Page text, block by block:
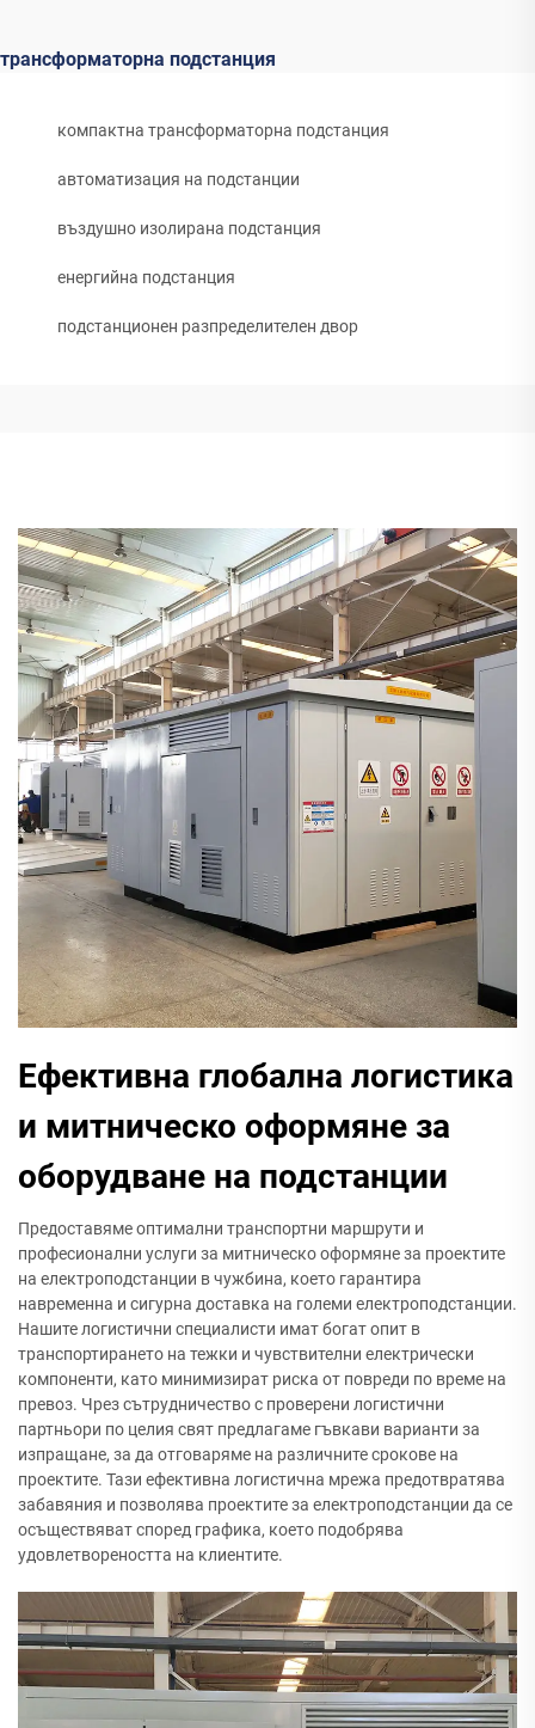
трансформаторна подстанция
компактна трансформаторна подстанция
автоматизация на подстанции
въздушно изолирана подстанция
енергийна подстанция
подстанционен разпределителен двор
Ефективна глобална логистика
и митническо оформяне за
оборудване на подстанции
Предоставяме оптимални транспортни маршрути и
професионални услуги за митническо оформяне за проектите
на електроподстанции в чужбина, което гарантира
навременна и сигурна доставка на големи електроподстанции.
Нашите логистични специалисти имат богат опит в
транспортирането на тежки и чувствителни електрически
компоненти, като минимизират риска от повреди по време на
превоз. Чрез сътрудничество с проверени логистични
партньори по целия свят предлагаме гъвкави варианти за
изпращане, за да отговаряме на различните срокове на
проектите. Тази ефективна логистична мрежа предотвратява
забавяния и позволява проектите за електроподстанции да се
осъществяват според графика, което подобрява
удовлетвореността на клиентите.